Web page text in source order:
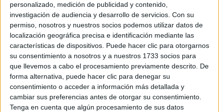
personalizado, medición de publicidad y contenido,
investigación de audiencia y desarrollo de servicios. Con su
permiso, nosotros y nuestros socios podemos utilizar datos de
localización geográfica precisa e identificación mediante las
características de dispositivos. Puede hacer clic para otorgarnos
su consentimiento a nosotros y a nuestros 1733 socios para
que llevemos a cabo el procesamiento previamente descrito. De
forma alternativa, puede hacer clic para denegar su
consentimiento o acceder a información más detallada y
cambiar sus preferencias antes de otorgar su consentimiento.
Tenga en cuenta que algún procesamiento de sus datos
Soy:*
Chico
Chica
¿En qué año terminas (o terminaste) bachillerato o FP?
Soy estudiante de:*